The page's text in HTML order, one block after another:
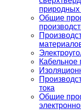
природных
Общие
Кабельное
тока
Общие